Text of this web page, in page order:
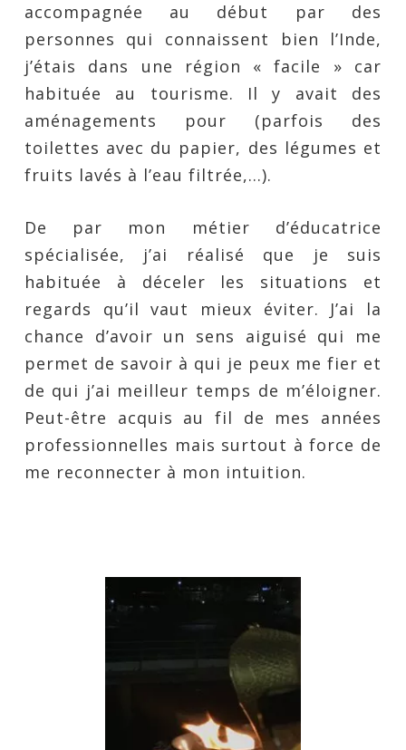
accompagnée au début par des
personnes qui connaissent bien l’Inde,
j’étais dans une région « facile » car
habituée au tourisme. Il y avait des
aménagements pour (parfois des
toilettes avec du papier, des légumes et
fruits lavés à l’eau filtrée,…).
De par mon métier d’éducatrice
spécialisée, j’ai réalisé que je suis
habituée à déceler les situations et
regards qu’il vaut mieux éviter. J’ai la
chance d’avoir un sens aiguisé qui me
permet de savoir à qui je peux me fier et
de qui j’ai meilleur temps de m’éloigner.
Peut-être acquis au fil de mes années
professionnelles mais surtout à force de
me reconnecter à mon intuition.